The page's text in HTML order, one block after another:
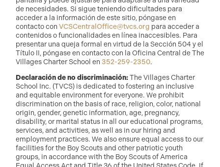
de necesidades. Si sigue teniendo dificultades para
acceder a la información de este sitio, póngase en
contacto con VCSCentralOffice@tvcs.org para acceder a
contenidos o funcionalidades en línea inaccesibles. Para
presentar una queja formal en virtud de la Sección 504 y el
Título II, póngase en contacto con la Oficina Central de The
Villages Charter School en 352-259-2350.
Declaración de no discriminación:The Villages Charter
School Inc. (TVCS) is dedicated to fostering an inclusive
and equitable environment for everyone. We prohibit
discrimination on the basis of race, religion, color, national
origin, gender, genetic information, age, pregnancy,
disability, or marital status in all our educational programs,
services, and activities, as well as in our hiring and
employment practices. We also ensure equal access to our
facilities for the Boy Scouts and other patriotic youth
groups, in accordance with the Boy Scouts of America